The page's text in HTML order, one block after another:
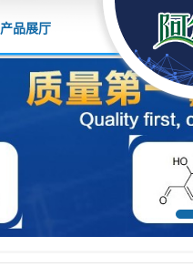
产品展厅